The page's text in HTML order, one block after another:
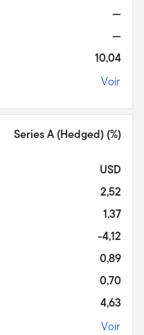
—
—
10,04
Voir
Series A (Hedged) (%)
USD
2,52
1,37
-4,12
0,89
0,70
4,63
Voir